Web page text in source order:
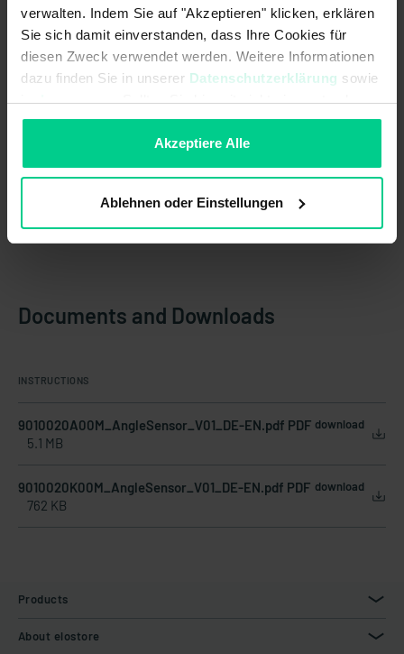
verwalten. Indem Sie auf "Akzeptieren" klicken, erklären
Sie sich damit einverstanden, dass Ihre Cookies für
diesen Zweck verwendet werden. Weitere Informationen
dazu finden Sie in unserer Datenschutzerklärung sowie
imImpressum. Sollten Sie hiermit nicht einverstanden
sein, können Sie die Verwendung von Cookies hier
Akzeptiere Alle
Ablehnen oder Einstellungen
Country of origin Germany
Item weight 0.06 kg
Documents and Downloads
INSTRUCTIONS
9010020A00M_AngleSensor_V01_DE-EN.pdf PDF
5.1 MB
download
9010020K00M_AngleSensor_V01_DE-EN.pdf PDF
762 KB
download
Products
About elostore